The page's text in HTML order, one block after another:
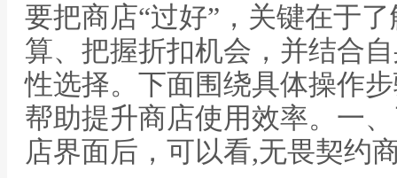
要把商店“过好”，关键在于
算、把握折扣机会，并结合
性选择。下面围绕具体操作
帮助提升商店使用效率。一
店界面后，可以看,无畏契约